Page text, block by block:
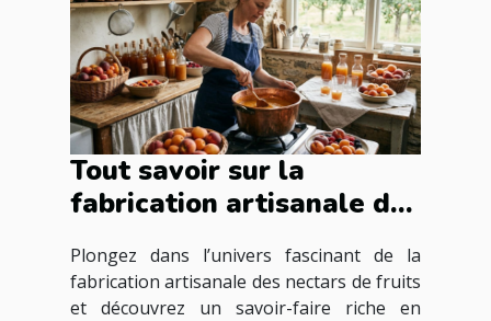
Tout savoir sur la
fabrication artisanale des
Plongez dans l’univers fascinant de la
fabrication artisanale des nectars de fruits
et découvrez un savoir-faire riche en